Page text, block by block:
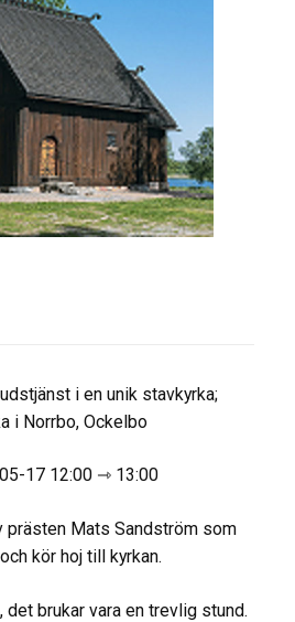
i en unik stavkyrka;
i Norrbo, Ockelbo
17 12:00 ⇾ 13:00
prästen Mats Sandström som
kör hoj till kyrkan.
det brukar vara en trevlig stund.